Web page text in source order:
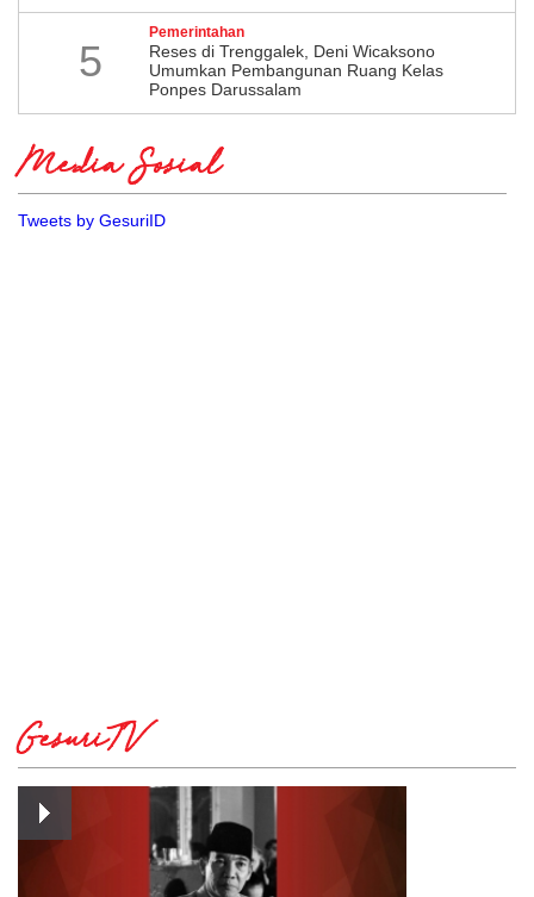
5
Pemerintahan
​Reses di Trenggalek, Deni Wicaksono
Umumkan Pembangunan Ruang Kelas
Ponpes Darussalam
Media Sosial
Tweets by GesuriID
GesuriTV